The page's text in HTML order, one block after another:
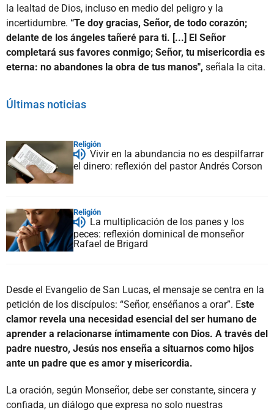
la lealtad de Dios, incluso en medio del peligro y la
incertidumbre. “Te doy gracias, Señor, de todo corazón;
delante de los ángeles tañeré para ti. [...] El Señor
completará sus favores conmigo; Señor, tu misericordia es
eterna: no abandones la obra de tus manos", señala la cita.
Últimas noticias
Religión
Vivir en la abundancia no es despilfarrar
el dinero: reflexión del pastor Andrés Corson
Religión
La multiplicación de los panes y los
peces: reflexión dominical de monseñor
Rafael de Brigard
Desde el Evangelio de San Lucas, el mensaje se centra en la
petición de los discípulos: “Señor, enséñanos a orar”. Este
clamor revela una necesidad esencial del ser humano de
aprender a relacionarse íntimamente con Dios. A través del
padre nuestro, Jesús nos enseña a situarnos como hijos
ante un padre que es amor y misericordia.
La oración, según Monseñor, debe ser constante, sincera y
confiada, un diálogo que expresa no solo nuestras